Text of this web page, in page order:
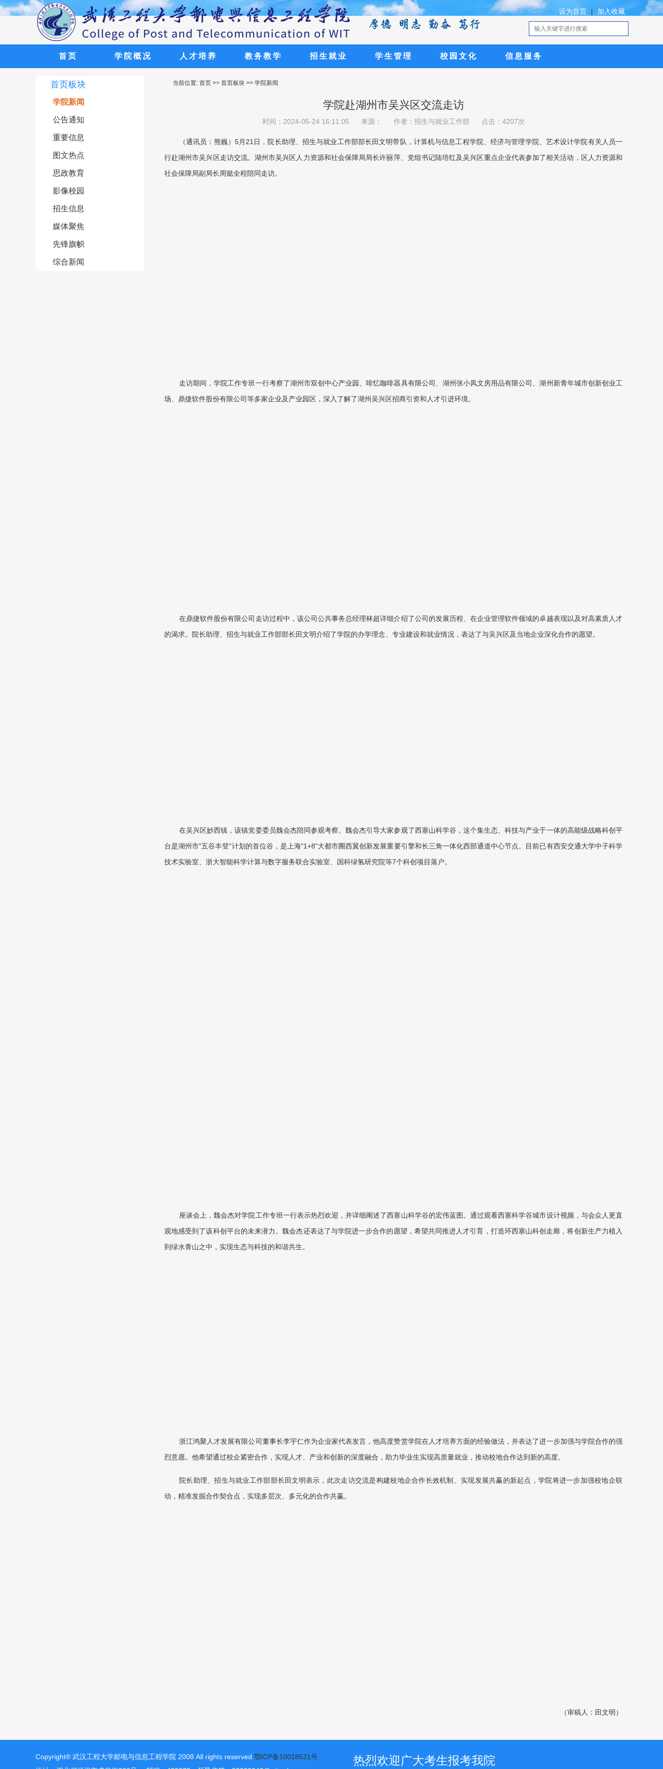
设为首页 | 加入收藏
首页 学院概况 人才培养 教务教学 招生就业 学生管理 校园文化 信息服务
欢迎广大考生报考武汉工程大学邮电与信息工程学院！ 湖北省招生代码：C225
欢迎广大考生报考武汉工程大学邮电与信息工程学院！ 湖北省招生代码：C225
欢迎广大考生报考武汉工程大学邮电与信息工程学院！ 湖北省招生代码：C225
欢迎广大考生报考武汉工程大学邮电与信息工程学院！ 湖北省招生代码：C225
欢迎广大考生报考武汉工程大学邮电与信息工程学院！ 湖北省招生代码：C225
首页板块
学院新闻
公告通知
重要信息
图文热点
思政教育
影像校园
招生信息
媒体聚焦
先锋旗帜
综合新闻
当前位置: 首页 >> 首页板块 >> 学院新闻
学院赴湖州市吴兴区交流走访
时间：2024-05-24 16:11:05 来源： 作者：招生与就业工作部 点击：4207次
（通讯员：熊巍）5月21日，院长助理、招生与就业工作部部长田文明带队，计算机与信息工程学院、经济与管理学院、艺术设计学院有关人员一
行赴湖州市吴兴区走访交流。湖州市吴兴区人力资源和社会保障局局长许丽萍、党组书记陆培红及吴兴区重点企业代表参加了相关活动，区人力资源和
社会保障局副局长周懿全程陪同走访。
走访期间，学院工作专班一行考察了湖州市双创中心产业园、啡忆咖啡器具有限公司、湖州张小凤文房用品有限公司、湖州新青年城市创新创业工
场、鼎捷软件股份有限公司等多家企业及产业园区，深入了解了湖州吴兴区招商引资和人才引进环境。
在鼎捷软件股份有限公司走访过程中，该公司公共事务总经理林超详细介绍了公司的发展历程、在企业管理软件领域的卓越表现以及对高素质人才
的渴求。院长助理、招生与就业工作部部长田文明介绍了学院的办学理念、专业建设和就业情况，表达了与吴兴区及当地企业深化合作的愿望。
在吴兴区妙西镇，该镇党委委员魏会杰陪同参观考察。魏会杰引导大家参观了西塞山科学谷，这个集生态、科技与产业于一体的高能级战略科创平
台是湖州市"五谷丰登"计划的首位谷，是上海"1+8"大都市圈西翼创新发展重要引擎和长三角一体化西部通道中心节点。目前已有西安交通大学中子科学
技术实验室、浙大智能科学计算与数字服务联合实验室、国科绿氢研究院等7个科创项目落户。
座谈会上，魏会杰对学院工作专班一行表示热烈欢迎，并详细阐述了西塞山科学谷的宏伟蓝图。通过观看西塞科学谷城市设计视频，与会众人更直
观地感受到了该科创平台的未来潜力。魏会杰还表达了与学院进一步合作的愿望，希望共同推进人才引育，打造环西塞山科创走廊，将创新生产力植入
到绿水青山之中，实现生态与科技的和谐共生。
浙江鸿聚人才发展有限公司董事长李宇仁作为企业家代表发言，他高度赞赏学院在人才培养方面的经验做法，并表达了进一步加强与学院合作的强
烈意愿。他希望通过校企紧密合作，实现人才、产业和创新的深度融合，助力毕业生实现高质量就业，推动校地合作达到新的高度。
院长助理、招生与就业工作部部长田文明表示，此次走访交流是构建校地企合作长效机制、实现发展共赢的新起点，学院将进一步加强校地企联
动，精准发掘合作契合点，实现多层次、多元化的合作共赢。
（审稿人：田文明）
Copyright® 武汉工程大学邮电与信息工程学院 2008 All rights reserved 鄂ICP备10018521号
热烈欢迎广大考生报考我院